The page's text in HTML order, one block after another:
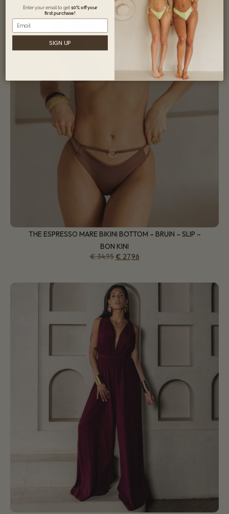
THE ESPRESSO MARE BIKINI BOTTOM – BRUIN – SLIP –
BON KINI
€34,95 € 27,96
Enter your email to get10% off your
first purchase!
Email
SIGN UP